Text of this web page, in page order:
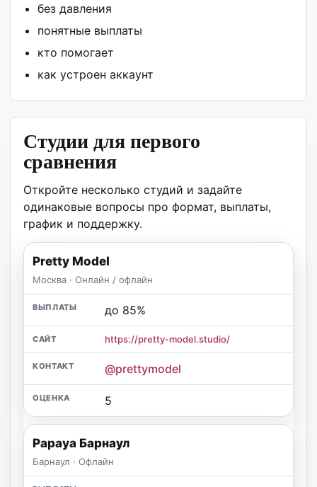
без давления
понятные выплаты
кто помогает
как устроен аккаунт
Студии для первого
сравнения
Откройте несколько студий и задайте
одинаковые вопросы про формат, выплаты,
график и поддержку.
Pretty Model
Москва · Онлайн / офлайн
до 85%
https://pretty-model.studio/
@prettymodel
5
Papaya Барнаул
Барнаул · Офлайн